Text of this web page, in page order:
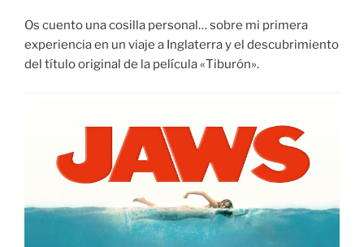
Os cuento una cosilla personal… sobre mi primera
experiencia en un viaje a Inglaterra y el descubrimiento
del título original de la película «Tiburón».